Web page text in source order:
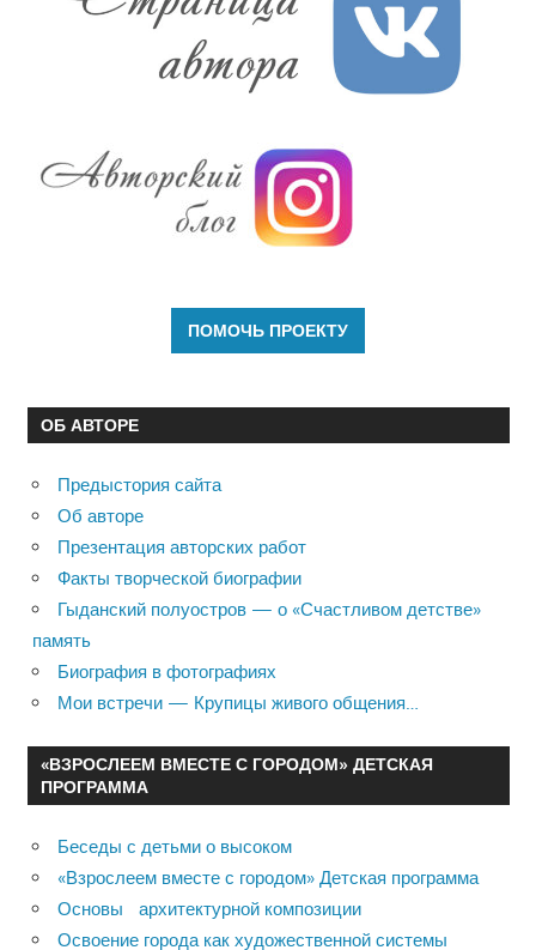
ОБ АВТОРЕ
Предыстория сайта
Об авторе
Презентация авторских работ
Факты творческой биографии
Гыданский полуостров — о «Счастливом детстве»
память
Биография в фотографиях
Мои встречи — Крупицы живого общения…
«ВЗРОСЛЕЕМ ВМЕСТЕ С ГОРОДОМ» ДЕТСКАЯ
ПРОГРАММА
Беседы с детьми о высоком
«Взрослеем вместе с городом» Детская программа
Основы архитектурной композиции
Освоение города как художественной системы